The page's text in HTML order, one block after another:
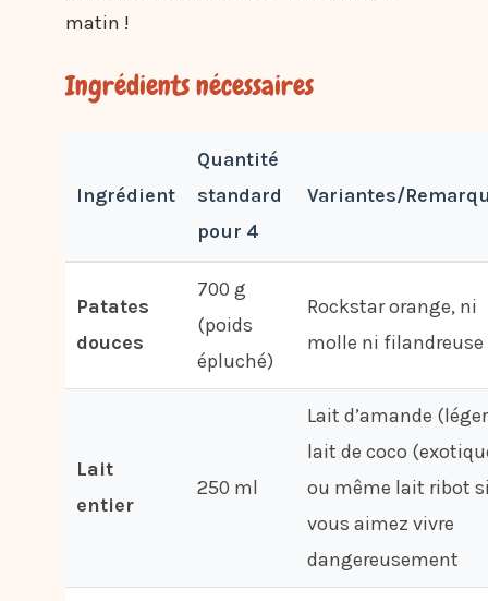
matin !
Ingrédients nécessaires
Ingrédient
Quantité
standard
pour 4
Variantes/
Patates
douces
700 g
(poids
épluché)
Rockstar orange, ni
molle ni filandreuse
Lait
entier
250 ml
Lait d’amande
lait de coco
ou même lait ribot
vous aimez vivre
dangereusement